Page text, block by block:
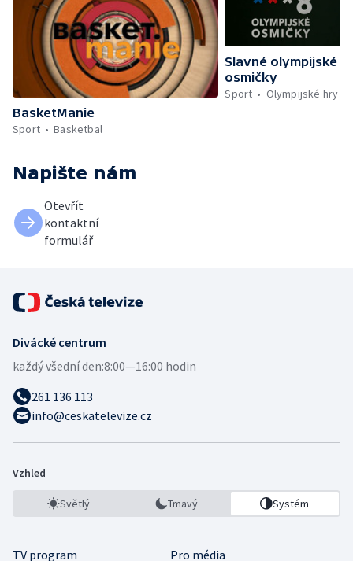
BasketManie
Sport
Basketbal
Slavné olympijské
osmičky
Sport
Olympijské hry
Napište nám
Otevřít
kontaktní
formulář
Divácké centrum
každý všední den:8:00—16:00 hodin
261 136 113
info@ceskatelevize.cz
Vzhled
Světlý Tmavý Systém
TV program Pro média